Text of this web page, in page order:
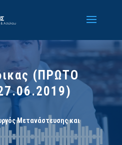
(ΠΡΩΤΟ
Μετανάστευσης και